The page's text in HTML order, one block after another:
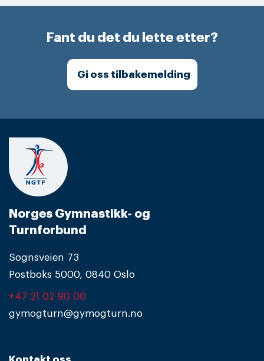
Fant du det du lette etter?
Gi oss tilbakemelding
Norges Gymnastikk- og
Turnforbund
Sognsveien 73
Postboks 5000, 0840 Oslo
+47 21 02 90 00
gymogturn@gymogturn.no